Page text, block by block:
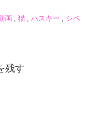
画 , 猫 , ハスキー , シベ
残す